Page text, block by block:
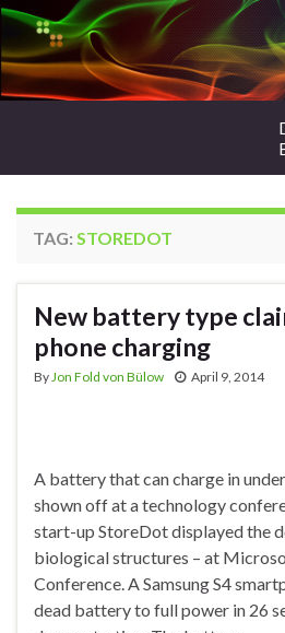
TAG: STOREDOT
New battery type
phone charging
ByJon Fold von Bülow April 9, 2014
A battery that can charge in
shown off at a technology
start-up StoreDot displayed the
biological structures – at
Conference. A Samsung S4
dead battery to full power in 26